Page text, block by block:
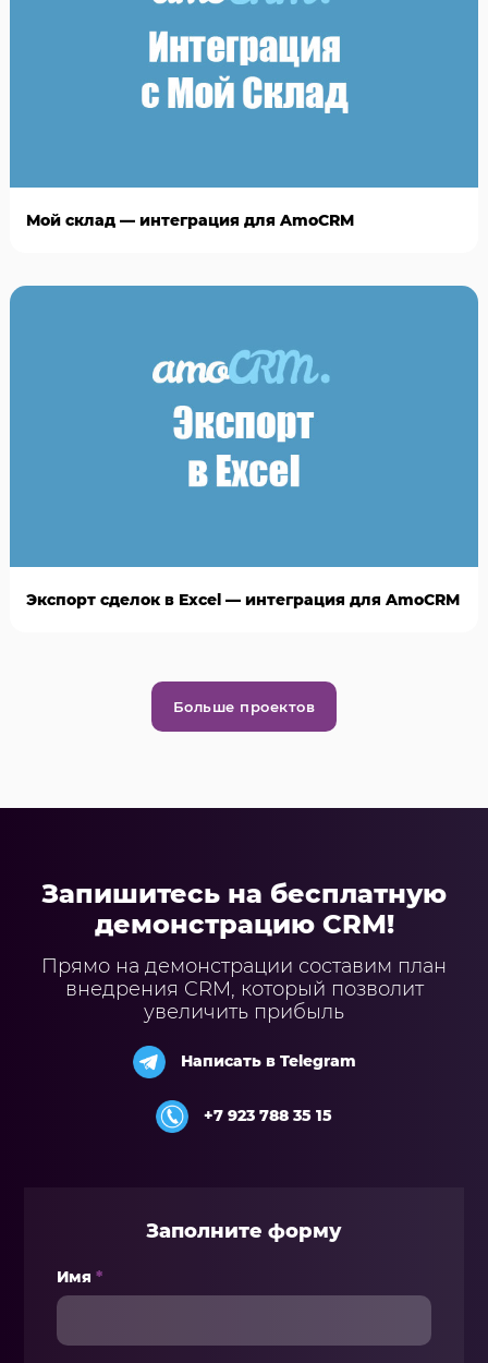
Мой склад — интеграция для AmoCRM
Экспорт сделок в Excel — интеграция для AmoCRM
Больше проектов
Запишитесь на бесплатную
демонстрацию CRM!
Прямо на демонстрации составим план
внедрения CRM, который позволит
увеличить прибыль
Написать в Telegram
+7 923 788 35 15
Заполните форму
Имя*